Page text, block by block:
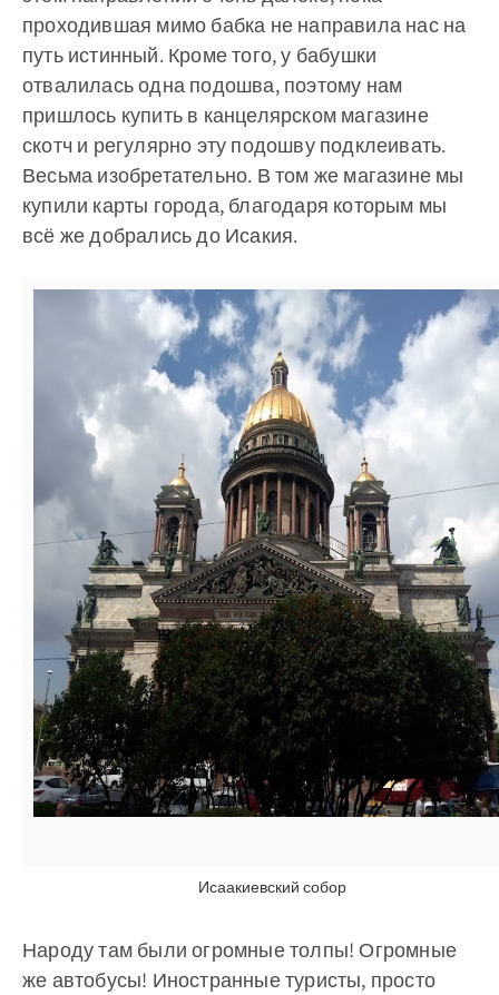
проходившая мимо бабка не направила нас на
путь истинный. Кроме того, у бабушки
отвалилась одна подошва, поэтому нам
пришлось купить в канцелярском магазине
скотч и регулярно эту подошву подклеивать.
Весьма изобретательно. В том же магазине мы
купили карты города, благодаря которым мы
всё же добрались до Исакия.
Исаакиевский собор
Народу там были огромные толпы! Огромные
же автобусы! Иностранные туристы, просто